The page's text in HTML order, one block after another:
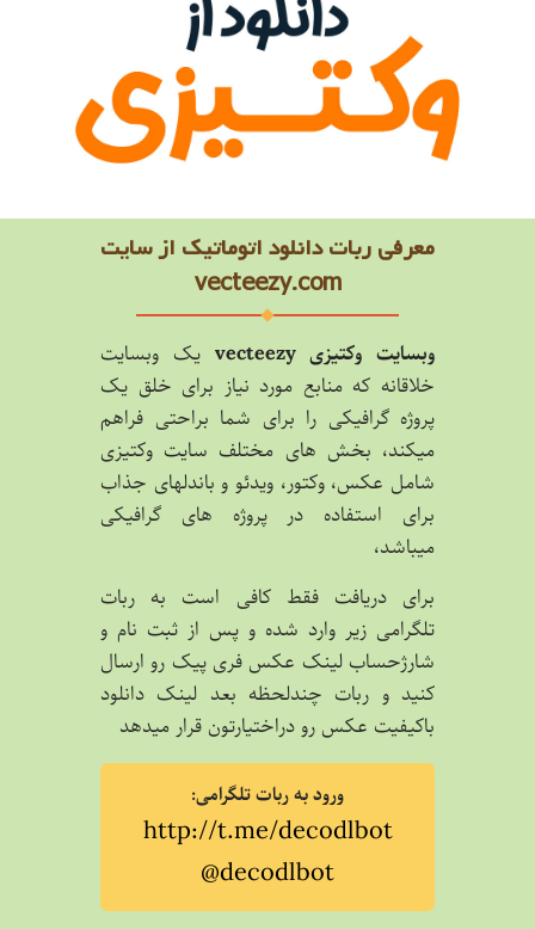
معرفی ربات دانلود اتوماتیک از سایت
vecteezy.com
وبسایت وکتیزی vecteezy
یک وبسایت
خلاقانه که منابع مورد نیاز برای خلق یک
پروژه گرافیکی را برای شما براحتی فراهم
میکند، بخش های مختلف سایت وکتیزی
شامل عکس، وکتور، ویدئو و باندلهای جذاب
برای استفاده در پروژه های گرافیکی
میباشد،
برای دریافت فقط کافی است به ربات
تلگرامی زیر وارد شده و پس از ثبت نام و
شارژحساب لینک عکس فری پیک رو ارسال
کنید و ربات چندلحظه بعد لینک دانلود
باکیفیت عکس رو دراختیارتون قرار میدهد
ورود به ربات تلگرامی:
http://t.me/decodlbot
@decodlbot